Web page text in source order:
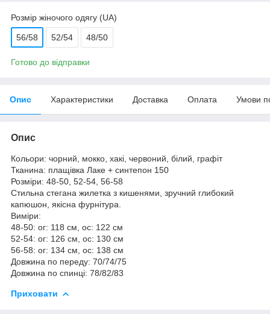
Розмір жіночого одягу (UA)
56/58 52/54 48/50
Готово до відправки
Опис Характеристики Доставка Оплата Умови
Опис
Кольори: чорний, мокко, хакі, червоний, білий, графіт
Тканина: плащівка Лаке + синтепон 150
Розміри: 48-50, 52-54, 56-58
Стильна стегана жилетка з кишенями, зручний глибокий
капюшон, якісна фурнітура.
Виміри:
48-50: ог: 118 см, ос: 122 см
52-54: ог: 126 см, ос: 130 см
56-58: ог: 134 см, ос: 138 см
Довжина по переду: 70/74/75
Довжина по спинці: 78/82/83
Приховати